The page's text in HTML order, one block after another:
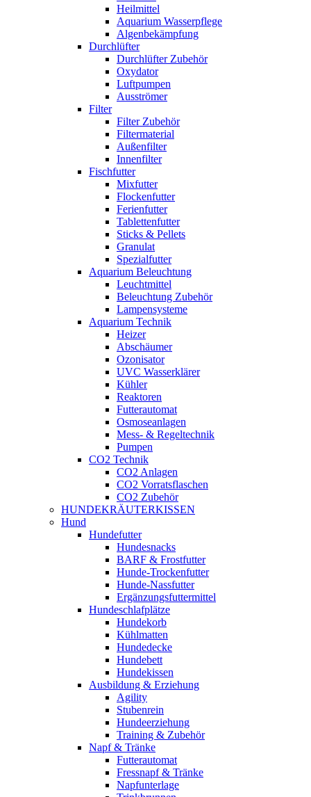
Heilmittel
Aquarium Wasserpflege
Algenbekämpfung
Durchlüfter
Durchlüfter Zubehör
Oxydator
Luftpumpen
Ausströmer
Filter
Filter Zubehör
Filtermaterial
Außenfilter
Innenfilter
Fischfutter
Mixfutter
Flockenfutter
Ferienfutter
Tablettenfutter
Sticks & Pellets
Granulat
Spezialfutter
Aquarium Beleuchtung
Leuchtmittel
Beleuchtung Zubehör
Lampensysteme
Aquarium Technik
Heizer
Abschäumer
Ozonisator
UVC Wasserklärer
Kühler
Reaktoren
Futterautomat
Osmoseanlagen
Mess- & Regeltechnik
Pumpen
CO2 Technik
CO2 Anlagen
CO2 Vorratsflaschen
CO2 Zubehör
HUNDEKRÄUTERKISSEN
Hund
Hundefutter
Hundesnacks
BARF & Frostfutter
Hunde-Trockenfutter
Hunde-Nassfutter
Ergänzungsfuttermittel
Hundeschlafplätze
Hundekorb
Kühlmatten
Hundedecke
Hundebett
Hundekissen
Ausbildung & Erziehung
Agility
Stubenrein
Hundeerziehung
Training & Zubehör
Napf & Tränke
Futterautomat
Fressnapf & Tränke
Napfunterlage